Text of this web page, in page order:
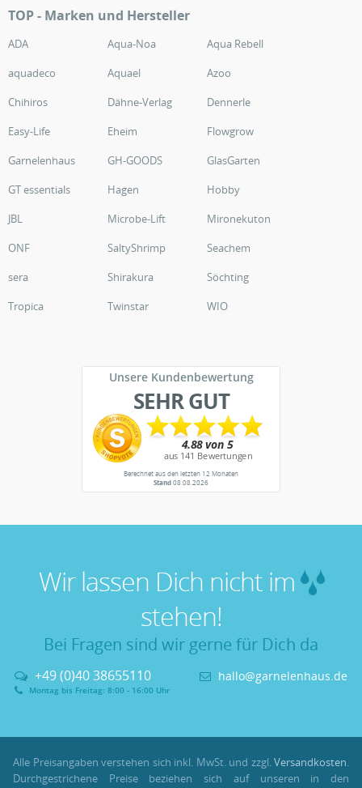
TOP - Marken und Hersteller
ADA Aqua-Noa
Aqua Rebell
aquadeco
Aquael
Azoo
Chihiros
Dähne-Verlag
Dennerle
Easy-Life
Eheim
Flowgrow
Garnelenhaus
GH-GOODS
GlasGarten
GT essentials
Hagen
Hobby
JBL
Microbe-Lift
Mironekuton
ONF
SaltyShrimp
Seachem
sera
Shirakura
Söchting
Tropica
Twinstar WIO
Unsere Kundenbewertung
SEHR GUT
Berechnet aus den letzten 12 Monaten
Stand08.08.2026
Wir lassen Dich nicht im
stehen!
Bei Fragen sind wir gerne für Dich da
+49 (0)40 38655110
Montag bis Freitag: 8:00 - 16:00 Uhr
hallo@garnelenhaus.de
Alle Preisangaben verstehen sich inkl. MwSt. und zzgl.Versandkosten.
Durchgestrichene Preise beziehen sich auf unseren in den